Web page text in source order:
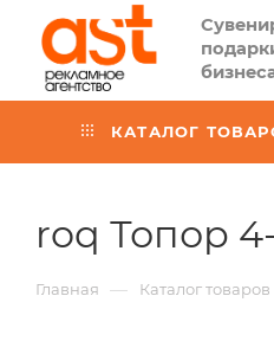
КАТАЛОГ
roq Топор
Главная — Каталог товаров